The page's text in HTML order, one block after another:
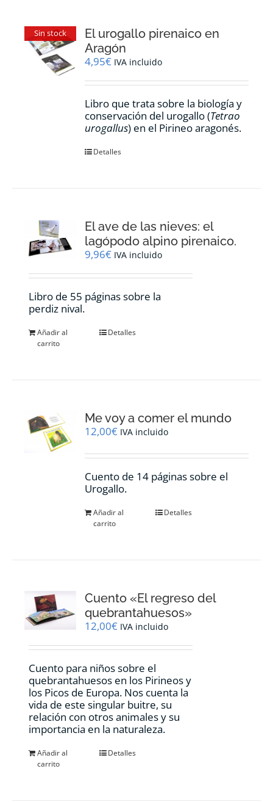
Sin stock
El urogallo pirenaico en
Aragón
4,95€ IVA incluido
Libro que trata sobre la biología y
conservación del urogallo (Tetrao
urogallus) en el Pirineo aragonés.
Detalles
El ave de las nieves: el
lagópodo alpino pirenaico.
9,96€ IVA incluido
Libro de 55 páginas sobre la
perdiz nival.
Añadir al
carrito
Detalles
Me voy a comer el mundo
12,00€ IVA incluido
Cuento de 14 páginas sobre el
Urogallo.
Añadir al
carrito
Detalles
Cuento «El regreso del
quebrantahuesos»
12,00€ IVA incluido
Cuento para niños sobre el
quebrantahuesos en los Pirineos y
los Picos de Europa. Nos cuenta la
vida de este singular buitre, su
relación con otros animales y su
importancia en la naturaleza.
Añadir al
carrito
Detalles